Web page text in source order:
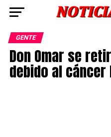
GENTE
Don Omar se
debido al